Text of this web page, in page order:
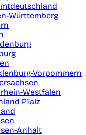
Württemberg
Vorpommern
Westfalen
Pfalz
Anhalt